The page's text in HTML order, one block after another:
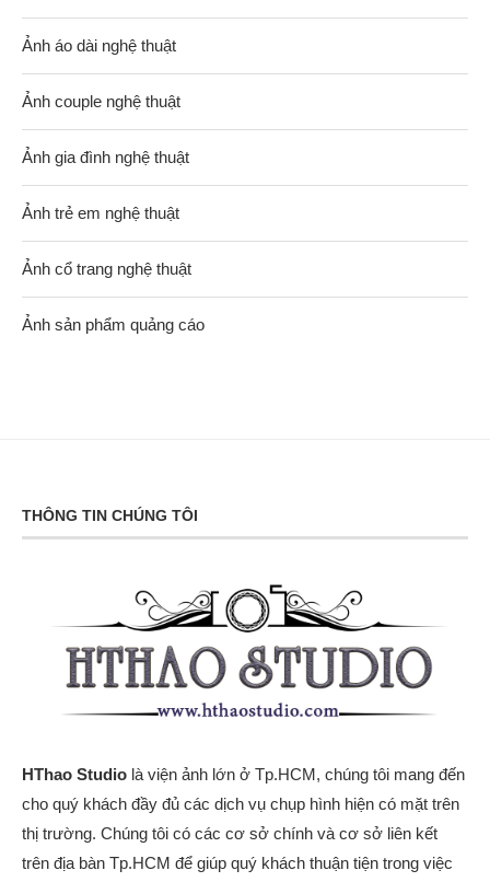
Ảnh áo dài nghệ thuật
Ảnh couple nghệ thuật
Ảnh gia đình nghệ thuật
Ảnh trẻ em nghệ thuật
Ảnh cổ trang nghệ thuật
Ảnh sản phẩm quảng cáo
THÔNG TIN CHÚNG TÔI
HThao Studio là viện ảnh lớn ở Tp.HCM, chúng tôi mang đến
cho quý khách đầy đủ các dịch vụ chụp hình hiện có mặt trên
thị trường. Chúng tôi có các cơ sở chính và cơ sở liên kết
trên địa bàn Tp.HCM để giúp quý khách thuận tiện trong việc